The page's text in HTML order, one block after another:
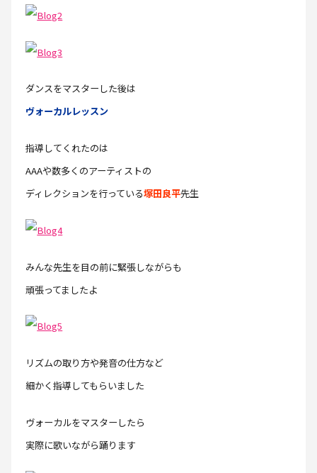
ダンスをマスターした後は
ヴォーカルレッスン
指導してくれたのは
AAAや数多くのアーティストの
ディレクションを行っている塚田良平先生
みんな先生を目の前に緊張しながらも
頑張ってましたよ
リズムの取り方や発音の仕方など
細かく指導してもらいました
ヴォーカルをマスターしたら
実際に歌いながら踊ります